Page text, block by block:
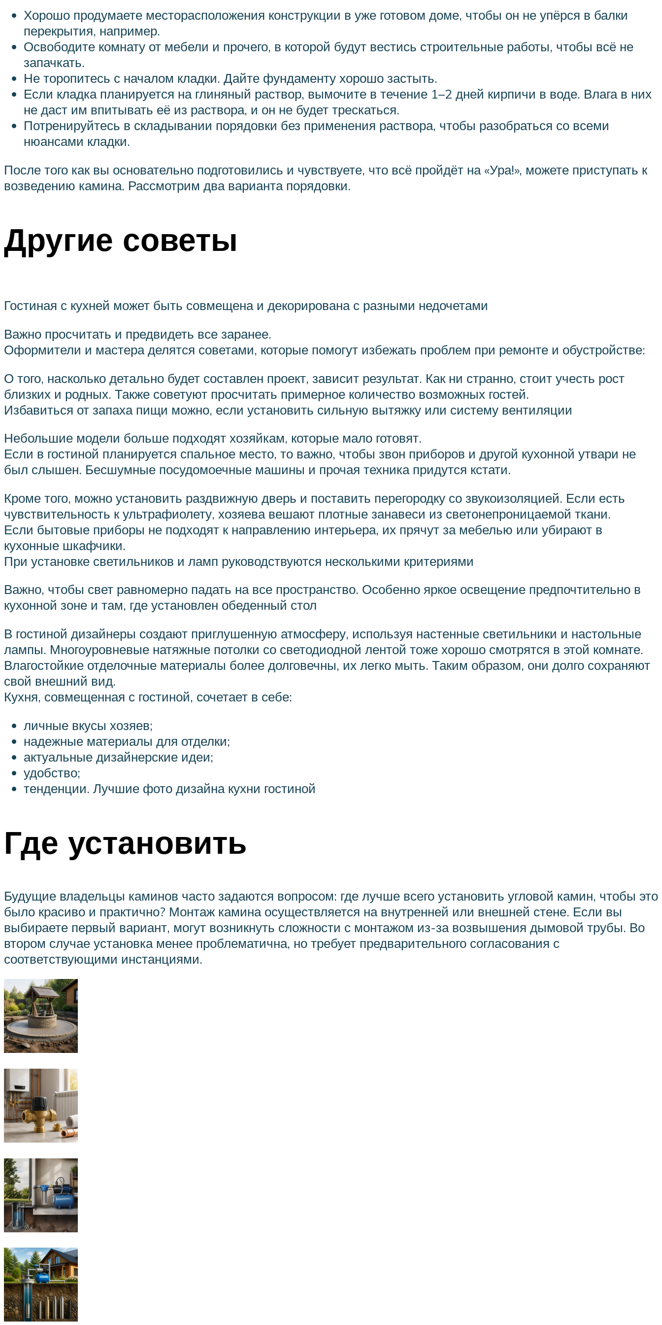
Хорошо продумаете месторасположения конструкции в уже готовом доме, чтобы он не упёрся в балки
перекрытия, например.
Освободите комнату от мебели и прочего, в которой будут вестись строительные работы, чтобы всё не
запачкать.
Не торопитесь с началом кладки. Дайте фундаменту хорошо застыть.
Если кладка планируется на глиняный раствор, вымочите в течение 1–2 дней кирпичи в воде. Влага в них
не даст им впитывать её из раствора, и он не будет трескаться.
Потренируйтесь в складывании порядовки без применения раствора, чтобы разобраться со всеми
нюансами кладки.
После того как вы основательно подготовились и чувствуете, что всё пройдёт на «Ура!», можете приступать к
возведению камина. Рассмотрим два варианта порядовки.
Другие советы
Гостиная с кухней может быть совмещена и декорирована с разными недочетами
Важно просчитать и предвидеть все заранее.
Оформители и мастера делятся советами, которые помогут избежать проблем при ремонте и обустройстве:
О того, насколько детально будет составлен проект, зависит результат. Как ни странно, стоит учесть рост
близких и родных. Также советуют просчитать примерное количество возможных гостей.
Избавиться от запаха пищи можно, если установить сильную вытяжку или систему вентиляции
Небольшие модели больше подходят хозяйкам, которые мало готовят.
Если в гостиной планируется спальное место, то важно, чтобы звон приборов и другой кухонной утвари не
был слышен. Бесшумные посудомоечные машины и прочая техника придутся кстати.
Кроме того, можно установить раздвижную дверь и поставить перегородку со звукоизоляцией. Если есть
чувствительность к ультрафиолету, хозяева вешают плотные занавеси из светонепроницаемой ткани.
Если бытовые приборы не подходят к направлению интерьера, их прячут за мебелью или убирают в
кухонные шкафчики.
При установке светильников и ламп руководствуются несколькими критериями
Важно, чтобы свет равномерно падать на все пространство. Особенно яркое освещение предпочтительно в
кухонной зоне и там, где установлен обеденный стол
В гостиной дизайнеры создают приглушенную атмосферу, используя настенные светильники и настольные
лампы. Многоуровневые натяжные потолки со светодиодной лентой тоже хорошо смотрятся в этой комнате.
Влагостойкие отделочные материалы более долговечны, их легко мыть. Таким образом, они долго сохраняют
свой внешний вид.
Кухня, совмещенная с гостиной, сочетает в себе:
личные вкусы хозяев;
надежные материалы для отделки;
актуальные дизайнерские идеи;
удобство;
тенденции. Лучшие фото дизайна кухни гостиной
Где установить
Будущие владельцы каминов часто задаются вопросом: где лучше всего установить угловой камин, чтобы это
было красиво и практично? Монтаж камина осуществляется на внутренней или внешней стене. Если вы
выбираете первый вариант, могут возникнуть сложности с монтажом из-за возвышения дымовой трубы. Во
втором случае установка менее проблематична, но требует предварительного согласования с
соответствующими инстанциями.